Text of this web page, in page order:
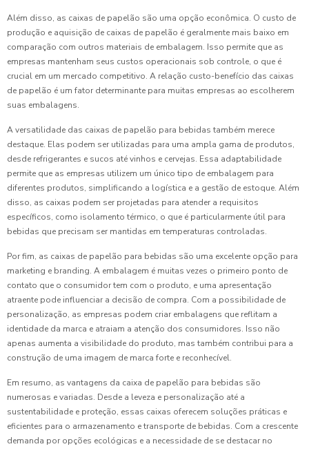
Além disso, as caixas de papelão são uma opção econômica. O custo de
produção e aquisição de caixas de papelão é geralmente mais baixo em
comparação com outros materiais de embalagem. Isso permite que as
empresas mantenham seus custos operacionais sob controle, o que é
crucial em um mercado competitivo. A relação custo-benefício das caixas
de papelão é um fator determinante para muitas empresas ao escolherem
suas embalagens.
A versatilidade das caixas de papelão para bebidas também merece
destaque. Elas podem ser utilizadas para uma ampla gama de produtos,
desde refrigerantes e sucos até vinhos e cervejas. Essa adaptabilidade
permite que as empresas utilizem um único tipo de embalagem para
diferentes produtos, simplificando a logística e a gestão de estoque. Além
disso, as caixas podem ser projetadas para atender a requisitos
específicos, como isolamento térmico, o que é particularmente útil para
bebidas que precisam ser mantidas em temperaturas controladas.
Por fim, as caixas de papelão para bebidas são uma excelente opção para
marketing e branding. A embalagem é muitas vezes o primeiro ponto de
contato que o consumidor tem com o produto, e uma apresentação
atraente pode influenciar a decisão de compra. Com a possibilidade de
personalização, as empresas podem criar embalagens que reflitam a
identidade da marca e atraiam a atenção dos consumidores. Isso não
apenas aumenta a visibilidade do produto, mas também contribui para a
construção de uma imagem de marca forte e reconhecível.
Em resumo, as vantagens da caixa de papelão para bebidas são
numerosas e variadas. Desde a leveza e personalização até a
sustentabilidade e proteção, essas caixas oferecem soluções práticas e
eficientes para o armazenamento e transporte de bebidas. Com a crescente
demanda por opções ecológicas e a necessidade de se destacar no